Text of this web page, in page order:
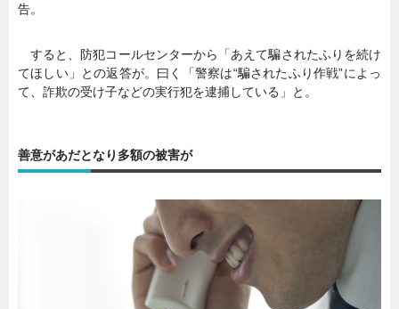
告。
すると、防犯コールセンターから「あえて騙されたふりを続け
てほしい」との返答が。曰く「警察は“騙されたふり作戦”によっ
て、詐欺の受け子などの実行犯を逮捕している」と。
善意があだとなり多額の被害が